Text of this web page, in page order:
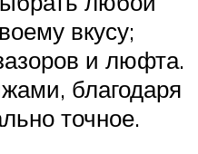
вкусу;
и люфта.
благодаря
точное.